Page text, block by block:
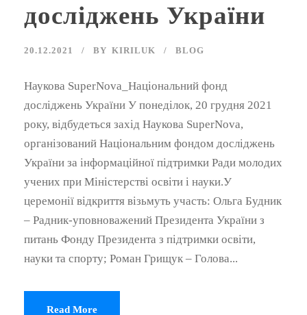
досліджень України
20.12.2021 BY KIRILUK BLOG
Наукова SuperNova_Національний фонд
досліджень України У понеділок, 20 грудня 2021
року, відбудеться захід Наукова SuperNova,
організований Національним фондом досліджень
України за інформаційної підтримки Ради молодих
учених при Міністерстві освіти і науки.У
церемонії відкриття візьмуть участь: Ольга Будник
– Радник-уповноважений Президента України з
питань Фонду Президента з підтримки освіти,
науки та спорту; Роман Грищук – Голова...
Read More